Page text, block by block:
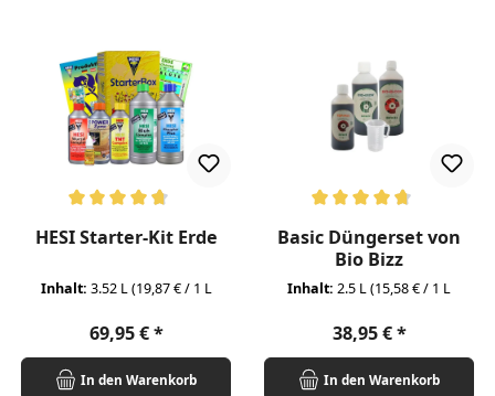
HESI Starter-Kit Erde
Inhalt: 3.52 L(19,87 € / 1 L
Regulärer Preis:
69,95 €
In den Warenkorb
Basic Düngerset von
Bio Bizz
Inhalt: 2.5 L(15,58 € / 1 L
Regulärer Preis:
38,95 €
In den Warenkorb